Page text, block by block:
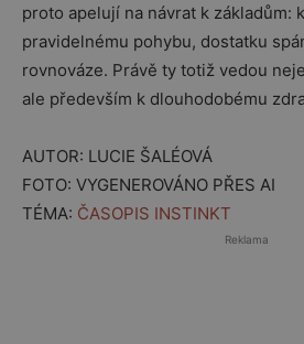
proto apelují na návrat k základům:
pravidelnému pohybu, dostatku
rovnováze. Právě ty totiž vedou
ale především k dlouhodobému
AUTOR: LUCIE ŠALÉOVÁ
FOTO: VYGENEROVÁNO PŘES AI
TÉMA: ČASOPIS INSTINKT
Reklama